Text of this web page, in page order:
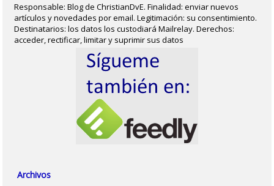
Responsable: Blog de ChristianDvE. Finalidad: enviar nuevos
artículos y novedades por email. Legitimación: su consentimiento.
Destinatarios: los datos los custodiará Mailrelay. Derechos:
acceder, rectificar, limitar y suprimir sus datos
Archivos